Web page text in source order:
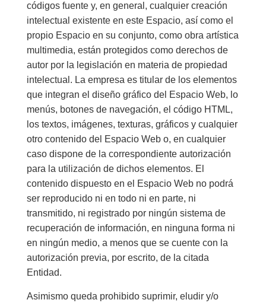
códigos fuente y, en general, cualquier creación
intelectual existente en este Espacio, así como el
propio Espacio en su conjunto, como obra artística
multimedia, están protegidos como derechos de
autor por la legislación en materia de propiedad
intelectual. La empresa es titular de los elementos
que integran el diseño gráfico del Espacio Web, lo
menús, botones de navegación, el código HTML,
los textos, imágenes, texturas, gráficos y cualquier
otro contenido del Espacio Web o, en cualquier
caso dispone de la correspondiente autorización
para la utilización de dichos elementos. El
contenido dispuesto en el Espacio Web no podrá
ser reproducido ni en todo ni en parte, ni
transmitido, ni registrado por ningún sistema de
recuperación de información, en ninguna forma ni
en ningún medio, a menos que se cuente con la
autorización previa, por escrito, de la citada
Entidad.
Asimismo queda prohibido suprimir, eludir y/o